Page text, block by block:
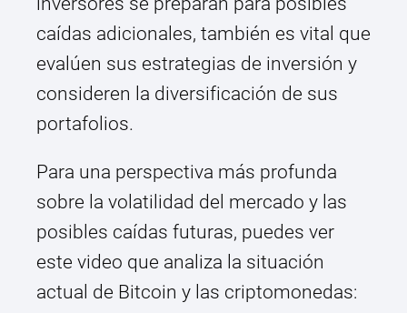
caídas adicionales, también es vital que
evalúen sus estrategias de inversión y
consideren la diversificación de sus
portafolios.
Para una perspectiva más profunda
sobre la volatilidad del mercado y las
posibles caídas futuras, puedes ver
este video que analiza la situación
actual de Bitcoin y las criptomonedas: